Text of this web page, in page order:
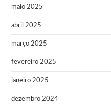
maio 2025
abril 2025
março 2025
fevereiro 2025
janeiro 2025
dezembro 2024